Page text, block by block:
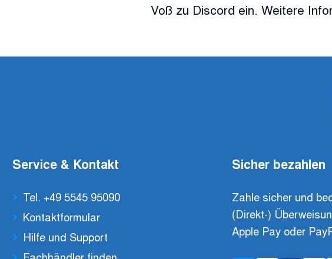
Voß zu Discord ein. Weitere
Service & Kontakt
Tel. +49 5545 95090
Kontaktformular
Hilfe und Support
Sicher bezahlen
Zahle sicher und
(Direkt-)
Apple Pay oder